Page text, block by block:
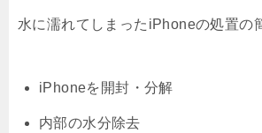
水に濡れてしまったiPhoneの処置の
iPhoneを開封・分解
内部の水分除去